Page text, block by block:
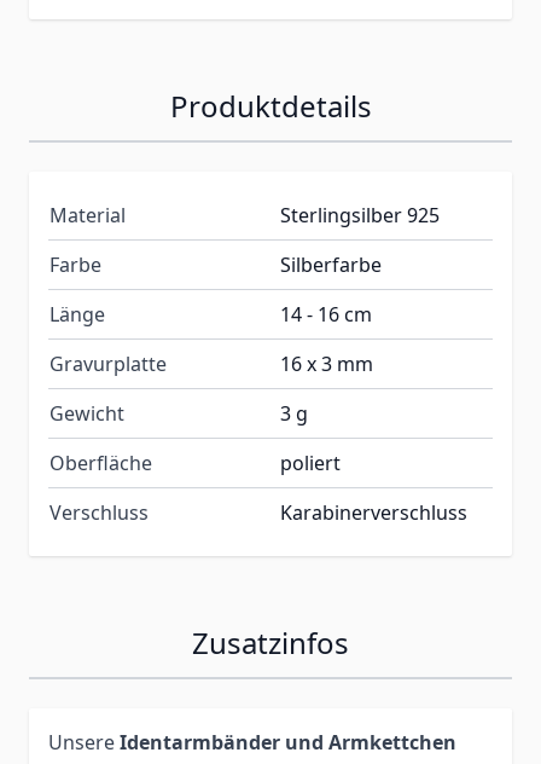
Produktdetails
Material
Sterlingsilber 925
Farbe
Silberfarbe
Länge
14 - 16 cm
Gravurplatte
16 x 3 mm
Gewicht
3 g
Oberfläche
poliert
Verschluss
Karabinerverschluss
Zusatzinfos
UnsereIdentarmbänder und Armkettchen